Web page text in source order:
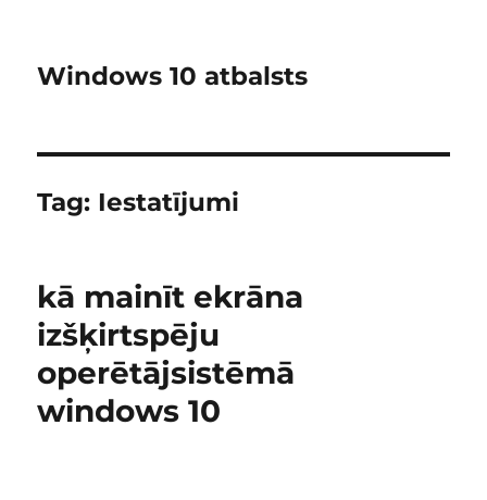
Windows 10 atbalsts
Tag: Iestatījumi
kā mainīt ekrāna
izšķirtspēju
operētājsistēmā
windows 10